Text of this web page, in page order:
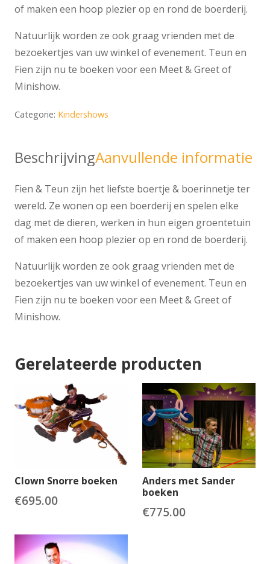
of maken een hoop plezier op en rond de boerderij.
Natuurlijk worden ze ook graag vrienden met de
bezoekertjes van uw winkel of evenement. Teun en
Fien zijn nu te boeken voor een Meet & Greet of
Minishow.
Categorie: Kindershows
BeschrijvingAanvullende informatie
Fien & Teun zijn het liefste boertje & boerinnetje ter
wereld. Ze wonen op een boerderij en spelen elke
dag met de dieren, werken in hun eigen groentetuin
of maken een hoop plezier op en rond de boerderij.
Natuurlijk worden ze ook graag vrienden met de
bezoekertjes van uw winkel of evenement. Teun en
Fien zijn nu te boeken voor een Meet & Greet of
Minishow.
Gerelateerde producten
Clown Snorre boeken
€695.00
Anders met Sander
boeken
€775.00